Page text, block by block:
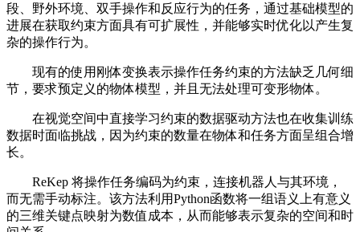
段、野外环境、双手操作和反应行为的任务，通过基础模型的
进展在获取约束方面具有可扩展性，并能够实时优化以产生复
杂的操作行为。
现有的使用刚体变换表示操作任务约束的方法缺乏几何细
节，要求预定义的物体模型，并且无法处理可变形物体。
在视觉空间中直接学习约束的数据驱动方法也在收集训练
数据时面临挑战，因为约束的数量在物体和任务方面呈组合增
长。
ReKep 将操作任务编码为约束，连接机器人与其环境，
而无需手动标注。该方法利用Python函数将一组语义上有意义
的三维关键点映射为数值成本，从而能够表示复杂的空间和时